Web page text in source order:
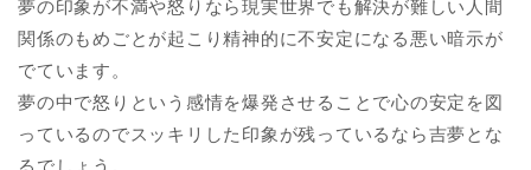
夢の印象が不満や怒りなら現実世界でも解決が難しい人間
関係のもめごとが起こり精神的に不安定になる悪い暗示が
でています。
夢の中で怒りという感情を爆発させることで心の安定を図
っているのでスッキリした印象が残っているなら吉夢とな
るでしょう。